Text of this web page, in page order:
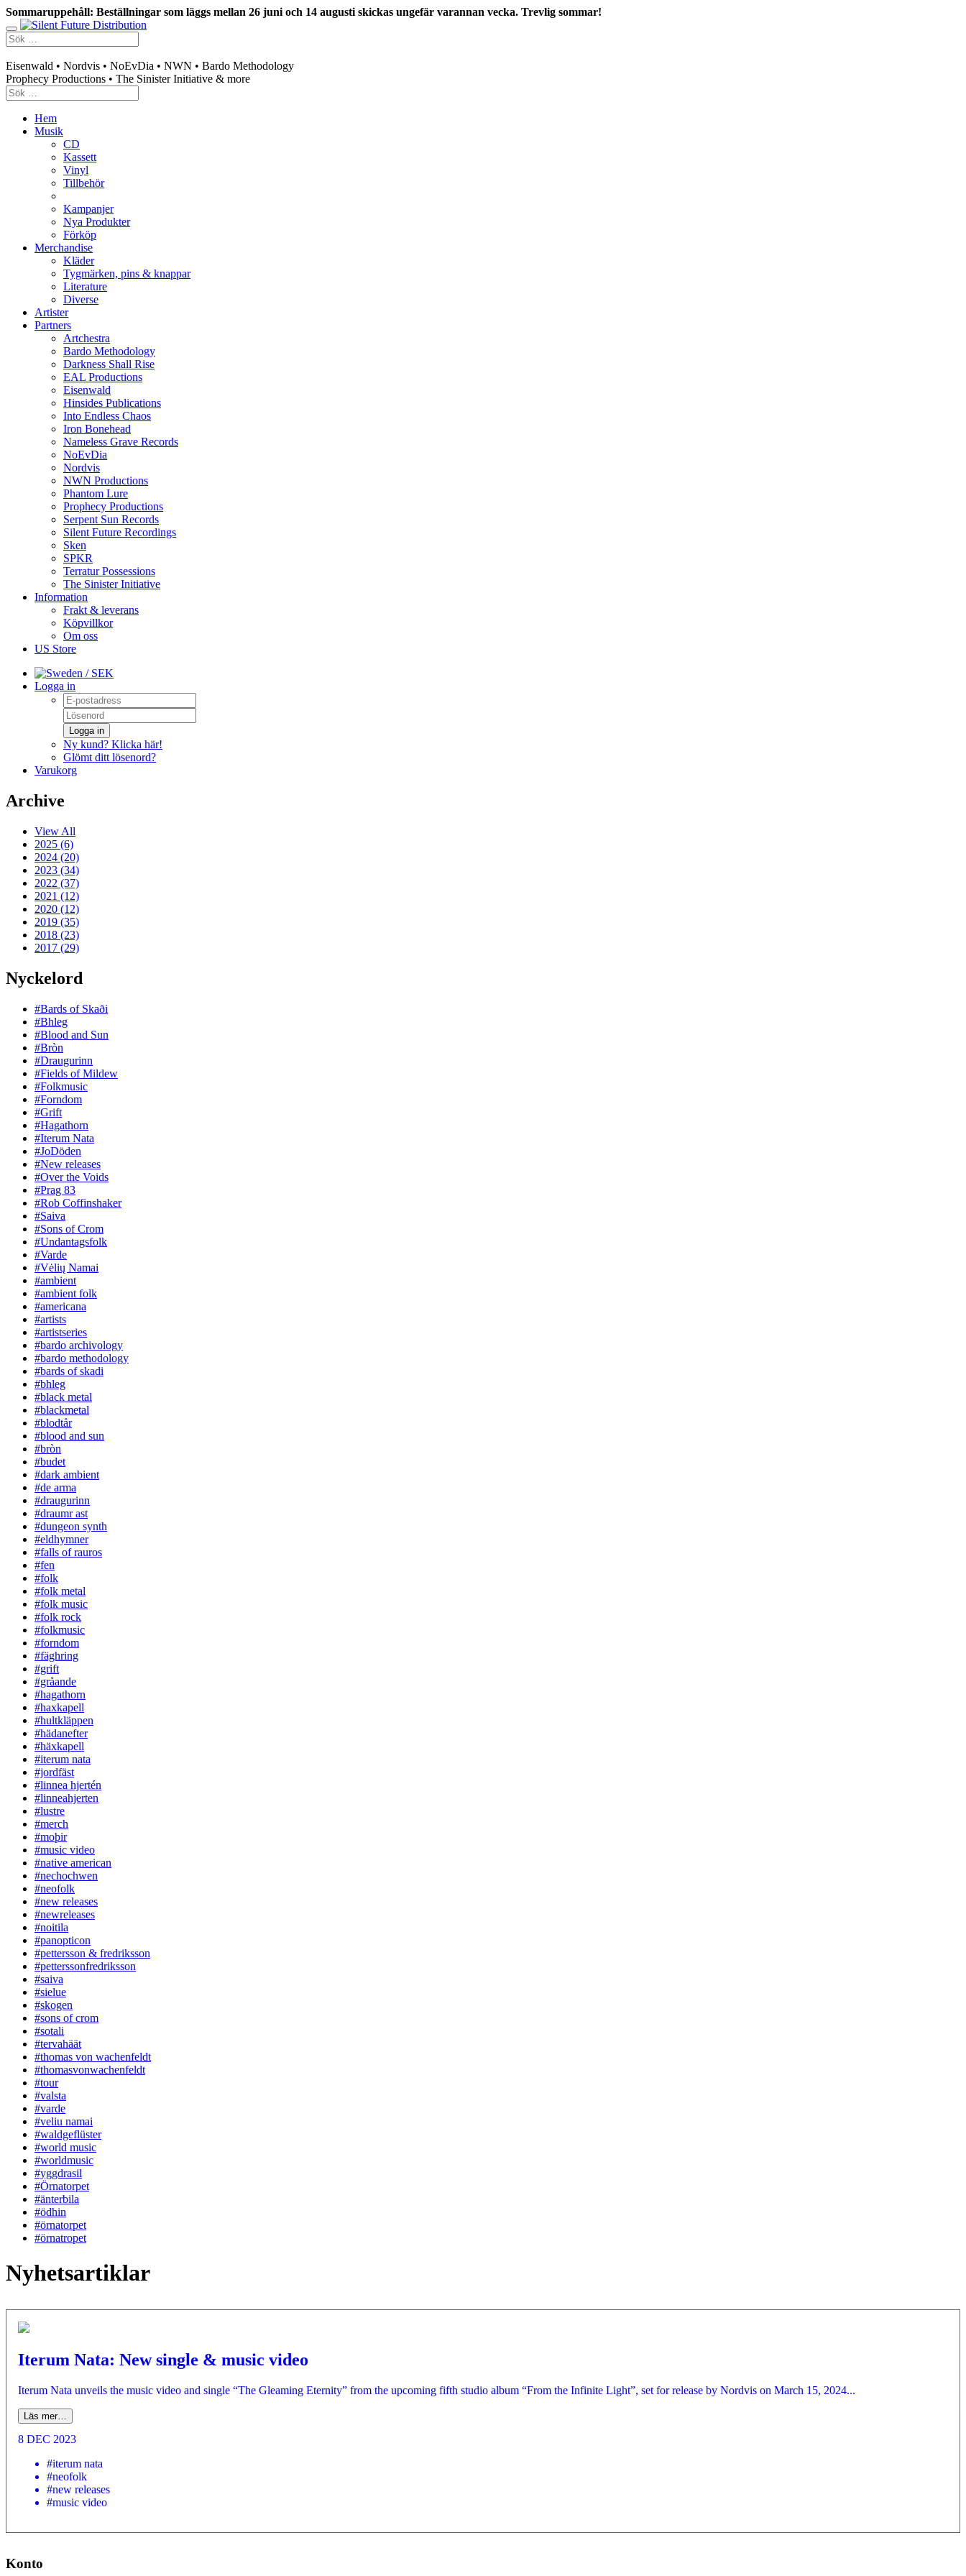
Sommaruppehåll: Beställningar som läggs mellan 26 juni och 14 augusti skickas ungefär varannan vecka. Trevlig sommar!
Eisenwald • Nordvis • NoEvDia • NWN • Bardo Methodology
Prophecy Productions • The Sinister Initiative & more
Hem
Musik
CD
Kassett
Vinyl
Tillbehör
Kampanjer
Nya Produkter
Förköp
Merchandise
Kläder
Tygmärken, pins & knappar
Literature
Diverse
Artister
Partners
Artchestra
Bardo Methodology
Darkness Shall Rise
EAL Productions
Eisenwald
Hinsides Publications
Into Endless Chaos
Iron Bonehead
Nameless Grave Records
NoEvDia
Nordvis
NWN Productions
Phantom Lure
Prophecy Productions
Serpent Sun Records
Silent Future Recordings
Sken
SPKR
Terratur Possessions
The Sinister Initiative
Information
Frakt & leverans
Köpvillkor
Om oss
US Store
/ SEK
Logga in
Logga in
Ny kund? Klicka här!
Glömt ditt lösenord?
Varukorg
Archive
View All
2025 (6)
2024 (20)
2023 (34)
2022 (37)
2021 (12)
2020 (12)
2019 (35)
2018 (23)
2017 (29)
Nyckelord
#Bards of Skaði
#Bhleg
#Blood and Sun
#Bròn
#Draugurinn
#Fields of Mildew
#Folkmusic
#Forndom
#Grift
#Hagathorn
#Iterum Nata
#JoDöden
#New releases
#Over the Voids
#Prag 83
#Rob Coffinshaker
#Saiva
#Sons of Crom
#Undantagsfolk
#Varde
#Vėlių Namai
#ambient
#ambient folk
#americana
#artists
#artistseries
#bardo archivology
#bardo methodology
#bards of skadi
#bhleg
#black metal
#blackmetal
#blodtår
#blood and sun
#bròn
#budet
#dark ambient
#de arma
#draugurinn
#draumr ast
#dungeon synth
#eldhymner
#falls of rauros
#fen
#folk
#folk metal
#folk music
#folk rock
#folkmusic
#forndom
#fäghring
#grift
#gråande
#hagathorn
#haxkapell
#hultkläppen
#hädanefter
#häxkapell
#iterum nata
#jordfäst
#linnea hjertén
#linneahjerten
#lustre
#merch
#moþir
#music video
#native american
#nechochwen
#neofolk
#new releases
#newreleases
#noitila
#panopticon
#pettersson & fredriksson
#petterssonfredriksson
#saiva
#sielue
#skogen
#sons of crom
#sotali
#tervahäät
#thomas von wachenfeldt
#thomasvonwachenfeldt
#tour
#valsta
#varde
#veliu namai
#waldgeflüster
#world music
#worldmusic
#yggdrasil
#Örnatorpet
#änterbila
#ödhin
#örnatorpet
#örnatropet
Nyhetsartiklar
Iterum Nata: New single & music video
Iterum Nata unveils the music video and single “The Gleaming Eternity” from the upcoming fifth studio album “From the Infinite Light”, set for release by Nordvis on March 15, 2024...
Läs mer…
8 DEC 2023
#iterum nata
#neofolk
#new releases
#music video
Konto